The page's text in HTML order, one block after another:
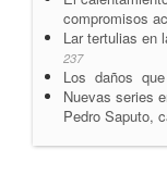
compromisos
Lar tertulias en
237
Los daños que
Nuevas series
Pedro Saputo,